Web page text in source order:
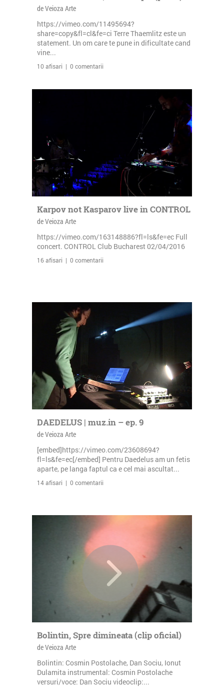
de Veioza Arte
https://vimeo.com/11495694?
share=copy&fl=cl&fe=ci Terre Thaemlitz este un
statement. Un om care te pune in dificultate cand
vine...
10 afisari | 0 comentarii
Karpov not Kasparov live in CONTROL
de Veioza Arte
https://vimeo.com/163148886?fl=ls&fe=ec Full
concert. CONTROL Club Bucharest 02/04/2016
16 afisari | 0 comentarii
DAEDELUS | muz.in – ep. 9
de Veioza Arte
[embed]https://vimeo.com/23608694?
fl=ls&fe=ec[/embed] Pentru Daedelus am un fetis
aparte, pe langa faptul ca e cel mai ascultat...
14 afisari | 0 comentarii
Bolintin, Spre dimineata (clip oficial)
de Veioza Arte
Bolintin: Cosmin Postolache, Dan Sociu, Ionut
Dulamita instrumental: Cosmin Postolache
versuri/voce: Dan Sociu videoclip:...